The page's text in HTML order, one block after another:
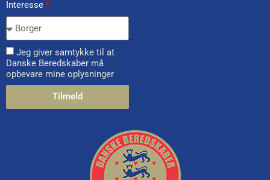
Interesse *
Jeg giver samtykke til at
Danske Beredskaber må
opbevare mine oplysninger
Tilmeld